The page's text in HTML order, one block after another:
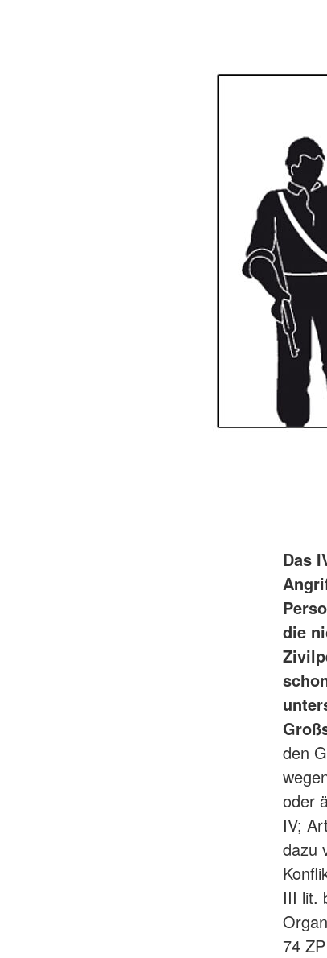
Das
die
den
oder
IV;
dazu
III lit.
74